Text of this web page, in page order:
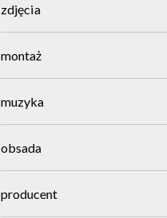
zdjęcia
montaż
muzyka
obsada
producent